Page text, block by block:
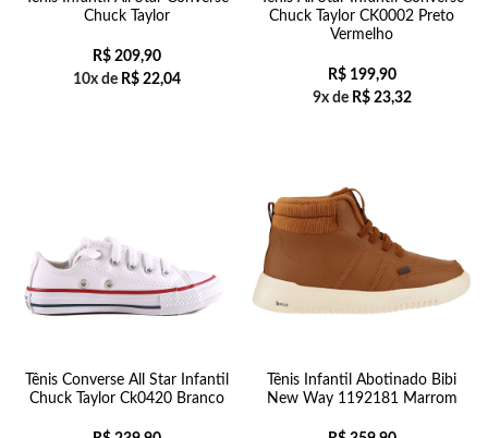
Chuck Taylor
R$209,90
10x de R$22,04
Chuck Taylor CK0002 Preto
Vermelho
R$199,90
9x de R$23,32
Tênis Converse All Star Infantil
Chuck Taylor Ck0420 Branco
Tênis Infantil Abotinado Bibi
New Way 1192181 Marrom